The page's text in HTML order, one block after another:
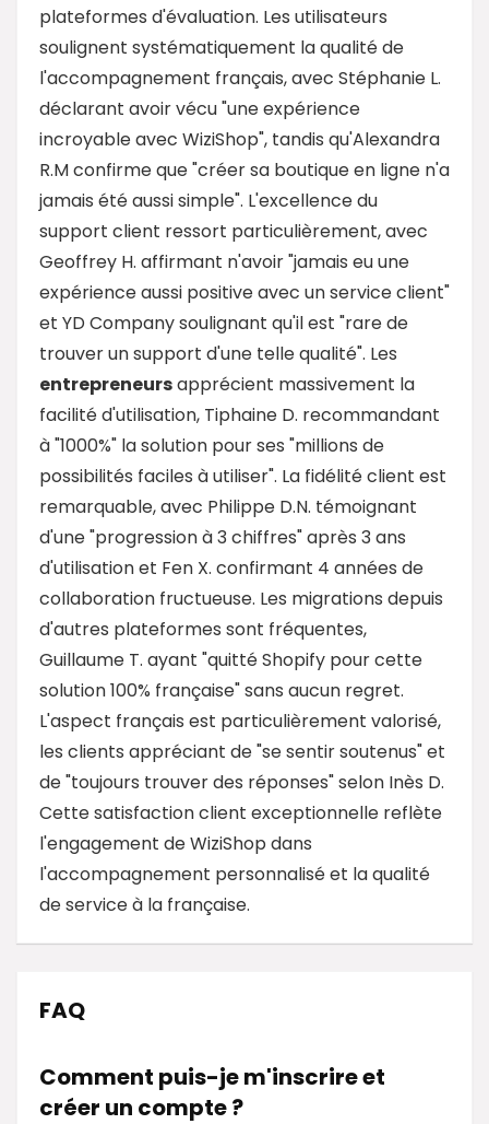
plateformes d'évaluation. Les utilisateurs
soulignent systématiquement la qualité de
l'accompagnement français, avec Stéphanie L.
déclarant avoir vécu "une expérience
incroyable avec WiziShop", tandis qu'Alexandra
R.M confirme que "créer sa boutique en ligne n'a
jamais été aussi simple". L'excellence du
support client ressort particulièrement, avec
Geoffrey H. affirmant n'avoir "jamais eu une
expérience aussi positive avec un service client"
et YD Company soulignant qu'il est "rare de
trouver un support d'une telle qualité". Les
entrepreneursapprécient massivement la
facilité d'utilisation, Tiphaine D. recommandant
à "1000%" la solution pour ses "millions de
possibilités faciles à utiliser". La fidélité client est
remarquable, avec Philippe D.N. témoignant
d'une "progression à 3 chiffres" après 3 ans
d'utilisation et Fen X. confirmant 4 années de
collaboration fructueuse. Les migrations depuis
d'autres plateformes sont fréquentes,
Guillaume T. ayant "quitté Shopify pour cette
solution 100% française" sans aucun regret.
L'aspect français est particulièrement valorisé,
les clients appréciant de "se sentir soutenus" et
de "toujours trouver des réponses" selon Inès D.
Cette satisfaction client exceptionnelle reflète
l'engagement de WiziShop dans
l'accompagnement personnalisé et la qualité
de service à la française.
FAQ
Comment puis-je m'inscrire et
créer un compte ?